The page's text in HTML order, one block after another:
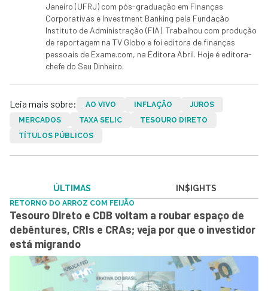
Janeiro (UFRJ) com pós-graduação em Finanças
Corporativas e Investment Banking pela Fundação
Instituto de Administração (FIA). Trabalhou com produção
de reportagem na TV Globo e foi editora de finanças
pessoais de Exame.com, na Editora Abril. Hoje é editora-
chefe do Seu Dinheiro.
Leia mais sobre: AO VIVO INFLAÇÃO
JUROS
MERCADOS
TAXA SELIC
TESOURO DIRETO
TÍTULOS PÚBLICOS
ÚLTIMAS IN$IGHTS
RETORNO DO ARROZ COM FEIJÃO
Tesouro Direto e CDB voltam a roubar espaço de
debêntures, CRIs e CRAs; veja por que o investidor
está migrando